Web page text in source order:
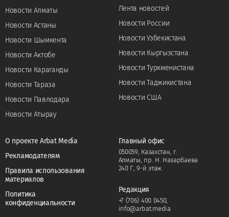
Новости Алматы
Новости Астаны
Новости Шымкента
Новости Актобе
Новости Караганды
Новости Тараза
Новости Павлодара
Новости Атырау
Лента новостей
Новости России
Новости Узбекистана
Новости Кыргызстана
Новости Туркменистана
Новости Таджикистана
Новости США
О проекте Arbat Media
Рекламодателям
Правила использования
материалов
Политика
конфиденциальности
Главный офис
050059, Казахстан, г.
Алматы, пр. Н. Назарбаева
240 Г, 9-й этаж.
Редакция
+7 (706) 400 0450,
info@arbat.media